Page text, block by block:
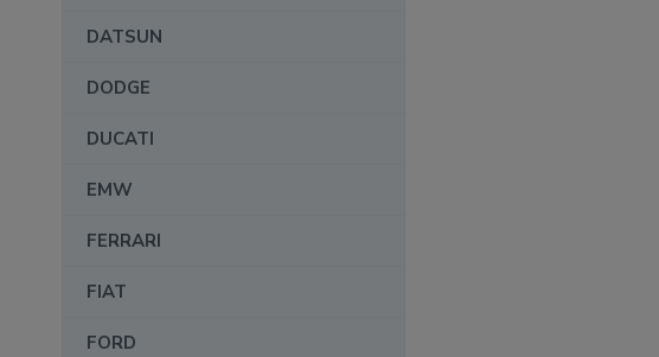
DATSUN
DODGE
DUCATI
EMW
FERRARI
FIAT
FORD